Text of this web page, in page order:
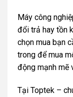
Máy công
đổi trả hay tồn
chọn mua bạn
trong để mua
động mạnh mẽ
Tại Toptek –